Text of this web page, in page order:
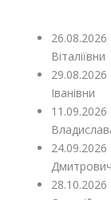
Віталіївни
Іванівни